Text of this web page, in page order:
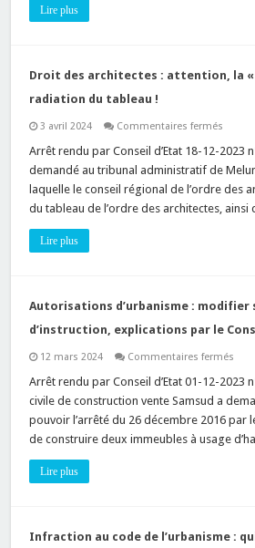
un
Lire plus
Droit des architectes : attention, la «
radiation du tableau !
3 avril 2024 Commentaires ferméssur
des
:
la
« perte
une
du
Arrêt rendu par Conseil d’Etat 18-12-2023
demandé au tribunal administratif de
laquelle le conseil régional de l’ordre des
du tableau de l’ordre des architectes, ainsi
Lire plus
Autorisations d’urbanisme : modifier
d’instruction, explications par le
12 mars 2024 Commentaires ferméssur
sa
de
par
Arrêt rendu par Conseil d’Etat 01-12-2023
civile de construction vente Samsud a
pouvoir l’arrêté du 26 décembre 2016
de construire deux immeubles à usage
Lire plus
Infraction au code de l’urbanisme :